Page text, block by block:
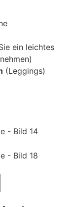
ein leichtes
(Leggings)